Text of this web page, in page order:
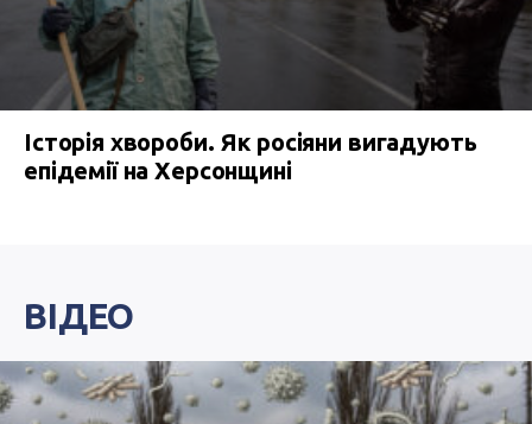
Історія хвороби. Як росіяни вигадують
епідемії на Херсонщині
ВІДЕО